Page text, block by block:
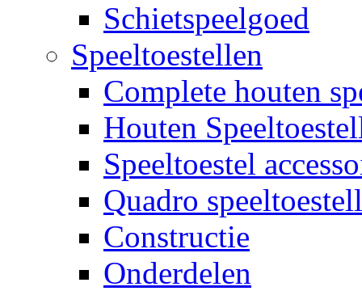
Schietspeelgoed
Speeltoestellen
Complete houten
Houten
Speeltoestel
Quadro
Constructie
Onderdelen